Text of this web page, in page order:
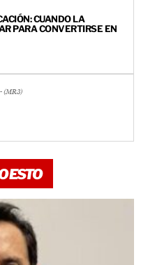
CUANDO LA
PARA CONVERTIRSE EN
(MR3)
ESTO